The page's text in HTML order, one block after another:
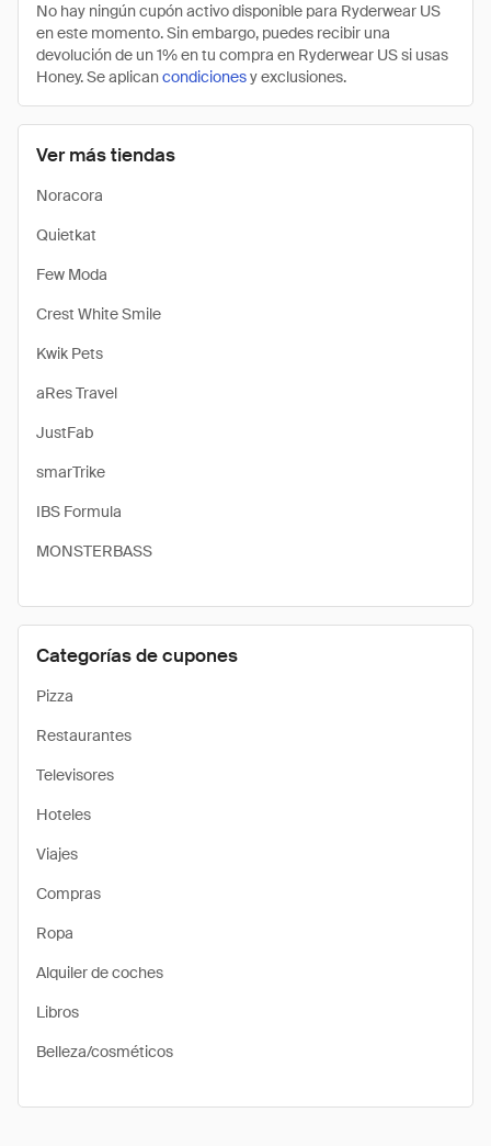
Ver más tiendas
Noracora
Quietkat
Few Moda
Crest White Smile
Kwik Pets
aRes Travel
JustFab
smarTrike
IBS Formula
MONSTERBASS
Categorías de cupones
Pizza
Restaurantes
Televisores
Hoteles
Viajes
Compras
Ropa
Alquiler de coches
Libros
Belleza/cosméticos
No hay ningún cupón activo disponible para Ryderwear US
en este momento. Sin embargo, puedes recibir una
devolución de un 1% en tu compra en Ryderwear US si usas
Honey. Se aplicancondicionesy exclusiones.